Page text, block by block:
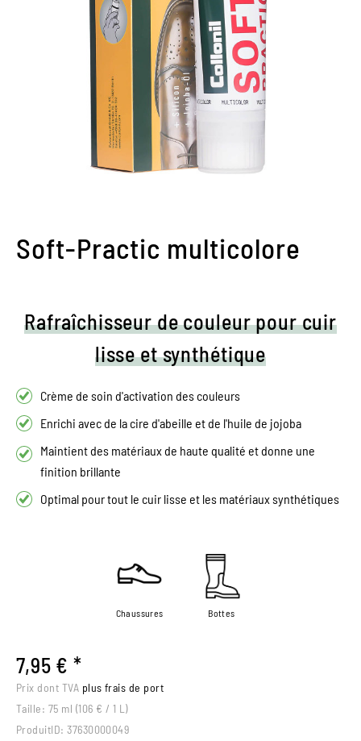
Soft-Practic multicolore
Rafraîchisseur de couleur pour cuir
lisse et synthétique
Crème de soin d'activation des couleurs
Enrichi avec de la cire d'abeille et de l'huile de jojoba
Maintient des matériaux de haute qualité et donne une
finition brillante
Optimal pour tout le cuir lisse et les matériaux synthétiques
Chaussures Bottes
7,95 € *
Prix dont TVA plus frais de port
Taille: 75 ml (106 € / 1 L)
ProduitID: 37630000049